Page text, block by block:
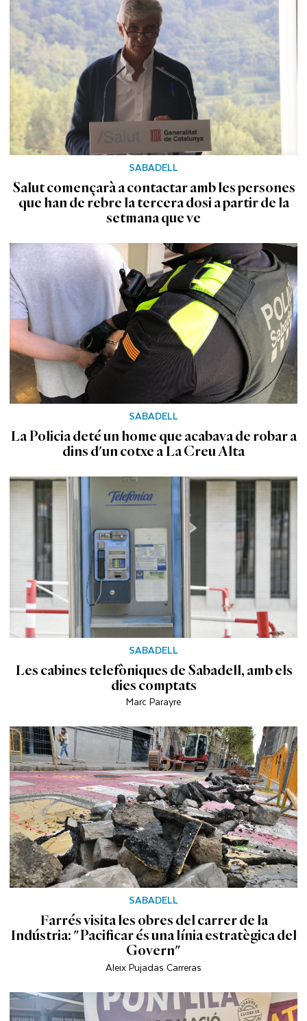
SABADELL
Salut començarà a contactar amb les persones
que han de rebre la tercera dosi a partir de la
setmana que ve
SABADELL
La Policia deté un home que acabava de robar a
dins d'un cotxe a La Creu Alta
SABADELL
Les cabines telefòniques de Sabadell, amb els
dies comptats
Marc Parayre
SABADELL
Farrés visita les obres del carrer de la
Indústria: "Pacificar és una línia estratègica del
Govern"
Aleix Pujadas Carreras